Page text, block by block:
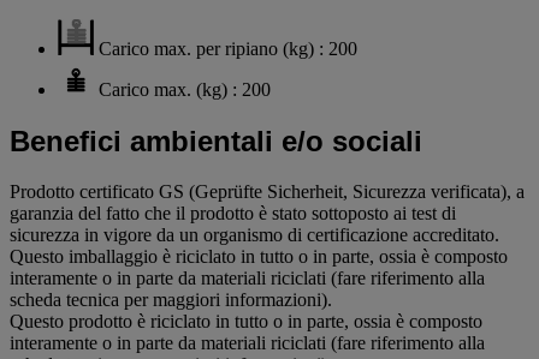
Carico max. per ripiano (kg) : 200
Carico max. (kg) : 200
Benefici ambientali e/o sociali
Prodotto certificato GS (Geprüfte Sicherheit, Sicurezza verificata), a
garanzia del fatto che il prodotto è stato sottoposto ai test di
sicurezza in vigore da un organismo di certificazione accreditato.
Questo imballaggio è riciclato in tutto o in parte, ossia è composto
interamente o in parte da materiali riciclati (fare riferimento alla
scheda tecnica per maggiori informazioni).
Questo prodotto è riciclato in tutto o in parte, ossia è composto
interamente o in parte da materiali riciclati (fare riferimento alla